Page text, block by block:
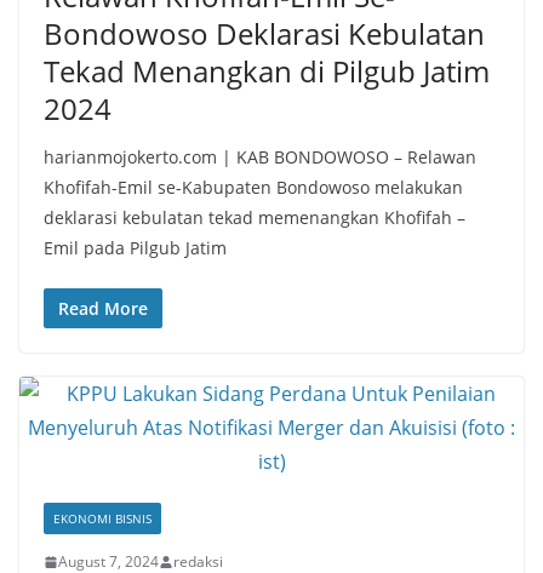
Bondowoso Deklarasi Kebulatan
Tekad Menangkan di Pilgub Jatim
2024
harianmojokerto.com | KAB BONDOWOSO – Relawan
Khofifah-Emil se-Kabupaten Bondowoso melakukan
deklarasi kebulatan tekad memenangkan Khofifah –
Emil pada Pilgub Jatim
Read More
EKONOMI BISNIS
August 7, 2024 redaksi